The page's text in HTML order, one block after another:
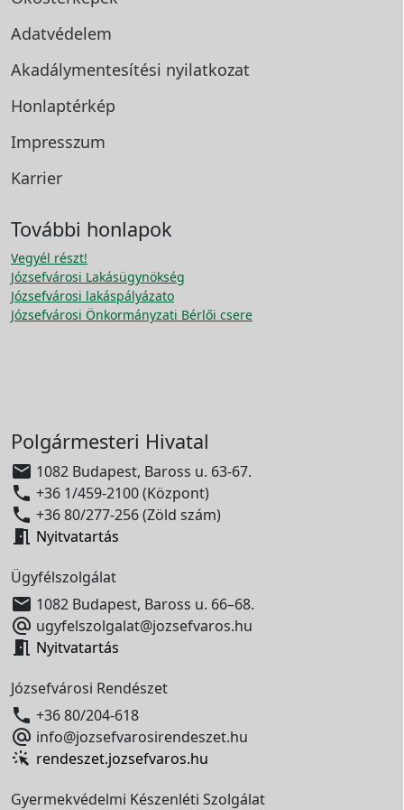
Adatvédelem
Akadálymentesítési nyilatkozat
Honlaptérkép
Impresszum
Karrier
További honlapok
Vegyél részt!
Józsefvárosi Lakásügynökség
Józsefvárosi lakáspályázato
Józsefvárosi Önkormányzati Bérlői csere
Polgármesteri Hivatal
 1082 Budapest, Baross u. 63-67.
 +36 1/459-2100 (Központ)
 +36 80/277-256 (Zöld szám)
 Nyitvatartás
Ügyfélszolgálat
 1082 Budapest, Baross u. 66–68.
 ugyfelszolgalat@jozsefvaros.hu
 Nyitvatartás
Józsefvárosi Rendészet
 +36 80/204-618
 info@jozsefvarosirendeszet.hu
rendeszet.jozsefvaros.hu
Gyermekvédelmi Készenléti Szolgálat